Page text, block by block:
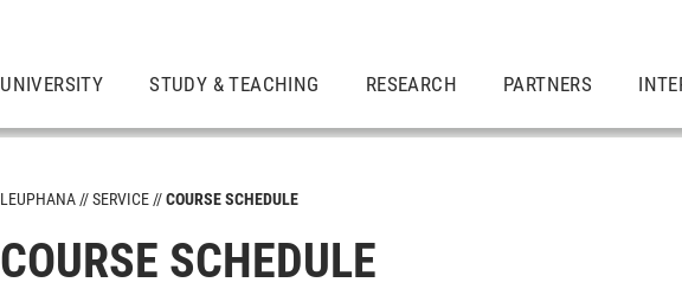
UNIVERSITY STUDY & TEACHING RESEARCH PARTNERS
LEUPHANA SERVICE COURSE SCHEDULE
COURSE SCHEDULE